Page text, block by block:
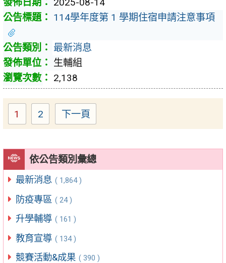
依公告類別彙總
最新消息 ( 1,864 )
防疫專區 ( 24 )
升學輔導 ( 161 )
教育宣導 ( 134 )
競賽活動&成果 ( 390 )
114學年度第 1 學期住宿申請注意事項
最新消息
生輔組
2,138
Page
1 Page
2 下一頁